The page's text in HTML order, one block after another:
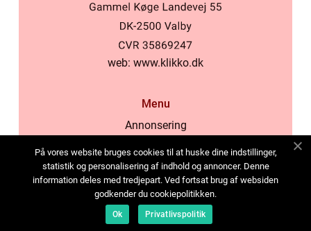
web: www.klikko.dk
Menu
Annonsering
Cookies
Kontakta oss
Sitemap
På vores website bruges cookies til at huske dine indstillinger,
statistik og personalisering af indhold og annoncer. Denne
information deles med tredjepart. Ved fortsat brug af websiden
godkender du cookiepolitikken.
Ok Privatlivspolitik